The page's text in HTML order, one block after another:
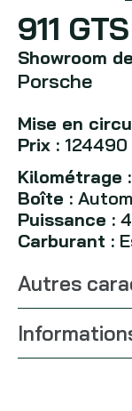
911 GTS
Showroom
Porsche
Mise en
Prix :
Kilométrage :
Boîte :
Puissance :
Carburant :
Autres